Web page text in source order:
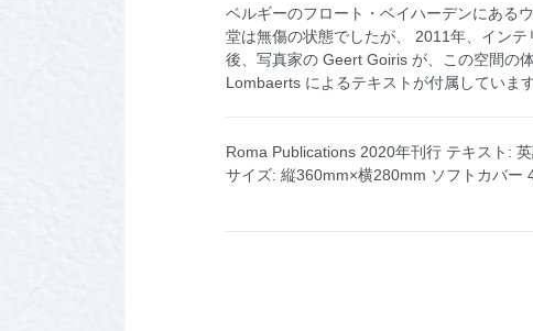
ベルギーのフロート・ベイハーデンにある
堂は無傷の状態でしたが、 2011年、イン
後、写真家の Geert Goiris が、この空間の
Lombaerts によるテキストが付属しています
Roma Publications 2020年刊行 テキスト:
サイズ: 縦360mm×横280mm ソフトカバー